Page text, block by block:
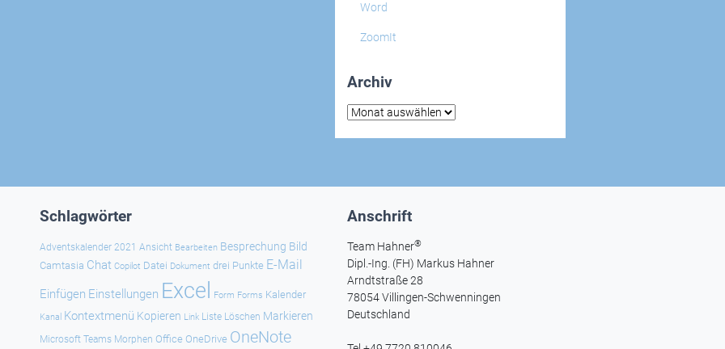
Word
ZoomIt
Archiv
Archiv
Schlagwörter
Adventskalender 2021 Ansicht Bearbeiten Besprechung Bild
Camtasia Chat Copilot Datei Dokument drei Punkte E-Mail
Einfügen Einstellungen Excel Form Forms Kalender
Kanal Kontextmenü Kopieren Link Liste Löschen Markieren
Microsoft Teams Morphen Office OneDrive OneNote
Anschrift
Team Hahner®
Dipl.-Ing. (FH) Markus Hahner
Arndtstraße 28
78054 Villingen-Schwenningen
Deutschland